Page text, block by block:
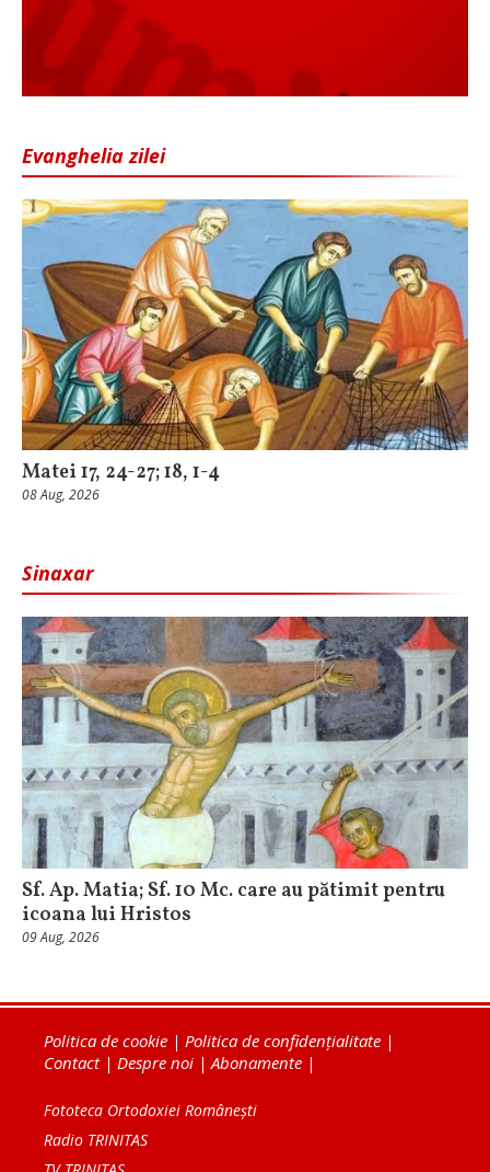
Evanghelia zilei
Matei 17, 24-27; 18, 1-4
08 Aug, 2026
Sinaxar
Sf. Ap. Matia; Sf. 10 Mc. care au pătimit pentru
icoana lui Hristos
09 Aug, 2026
Politica de cookie | Politica de confidențialitate |
Contact| Despre noi | Abonamente |
Fototeca Ortodoxiei Românești
Radio TRINITAS